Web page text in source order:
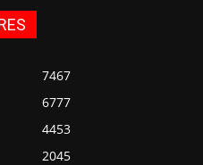
7467
6777
4453
2045